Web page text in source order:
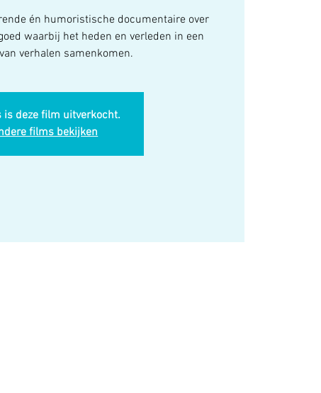
én humoristische documentaire over
waarbij het heden en verleden in een
verhalen samenkomen.
is deze film uitverkocht.
films bekijken